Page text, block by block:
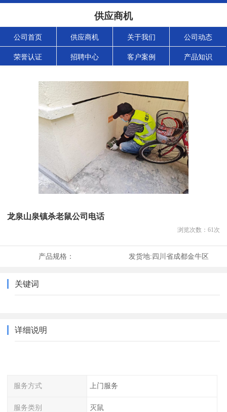
供应商机
公司首页 供应商机 关于我们 公司动态
荣誉认证 招聘中心 客户案例 产品知识
龙泉山泉镇杀老鼠公司电话
浏览次数： 61次
产品规格： 发货地:四川省成都金牛区
关键词
详细说明
服务方式 上门服务
服务类别 灭鼠